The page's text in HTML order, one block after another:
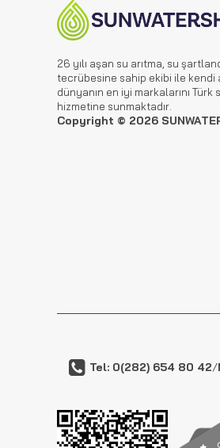
26 yılı aşan su arıtma, su
tecrübesine sahip ekibi ile kendi
dünyanın en iyi markalarını Türk
hizmetine sunmaktadır.
Copyright © 2026
Tel: 0(282) 654 80 42/